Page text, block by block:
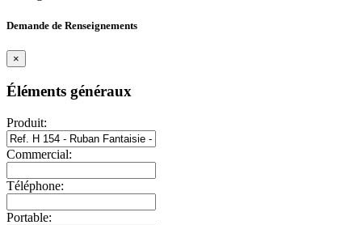
Demande de Renseignements
×
Éléments généraux
Produit:
Commercial:
Téléphone:
Portable: